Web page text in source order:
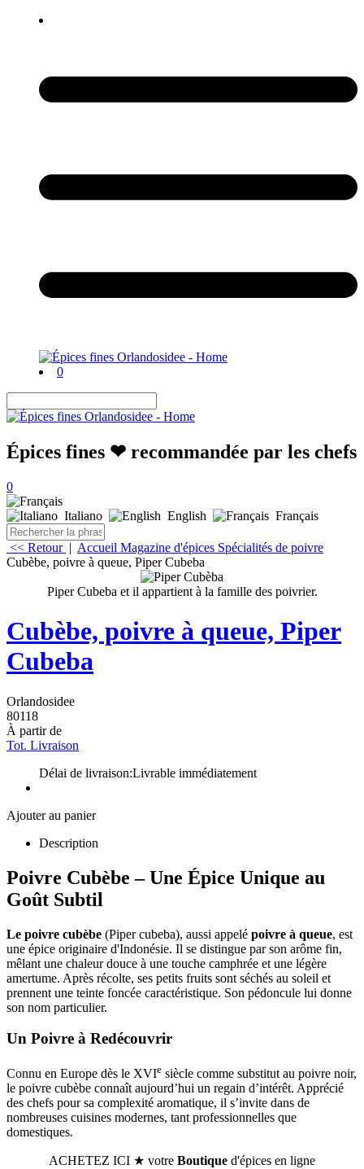
0
Épices fines ❤ recommandée par les chefs
0
Italiano English Français
<< Retour | Accueil Magazine d'épices Spécialités de poivre
Cubèbe, poivre à queue, Piper Cubeba
Piper Cubeba et il appartient à la famille des poivrier.
Cubèbe, poivre à queue, Piper
Cubeba
Orlandosidee
80118
À partir de
Tot. Livraison
Délai de livraison:Livrable immédiatement
Ajouter au panier
Description
Poivre Cubèbe – Une Épice Unique au
Goût Subtil
Le poivre cubèbe (Piper cubeba), aussi appelé poivre à queue, est
une épice originaire d'Indonésie. Il se distingue par son arôme fin,
mêlant une chaleur douce à une touche camphrée et une légère
amertume. Après récolte, ses petits fruits sont séchés au soleil et
prennent une teinte foncée caractéristique. Son pédoncule lui donne
son nom particulier.
Un Poivre à Redécouvrir
Connu en Europe dès le XVIe siècle comme substitut au poivre noir,
le poivre cubèbe connaît aujourd’hui un regain d’intérêt. Apprécié
des chefs pour sa complexité aromatique, il s’invite dans de
nombreuses cuisines modernes, tant professionnelles que
domestiques.
ACHETEZ ICI ★ votre Boutique d'épices en ligne